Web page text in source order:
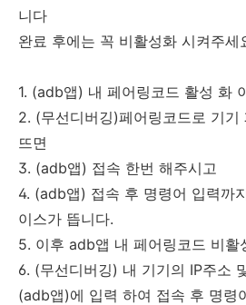
니다
완료 후에는 꼭 비활성화 시켜주세
1. (adb앱) 내 페어링코드 활성 화
2. (무선디버깅)페어링코드로 기
뜨면
3. (adb앱) 접속 한번 해주시고
4. (adb앱) 접속 후 명령어 입력까
이스가 뜹니다.
5. 이후 adb앱 내 페어링코드 비활
6. (무선디버깅) 내 기기의 IP주소
(adb앱)에 입력 하여 접속 후 명령